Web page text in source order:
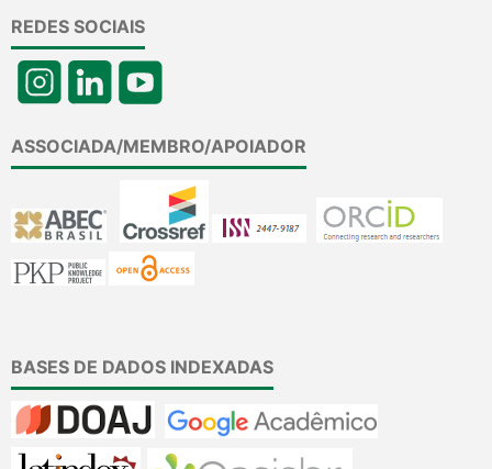
REDES SOCIAIS
ASSOCIADA/MEMBRO/APOIADOR
BASES DE DADOS INDEXADAS